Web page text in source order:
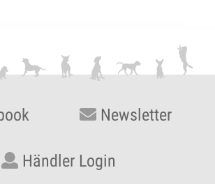
Newsletter
Händler Login